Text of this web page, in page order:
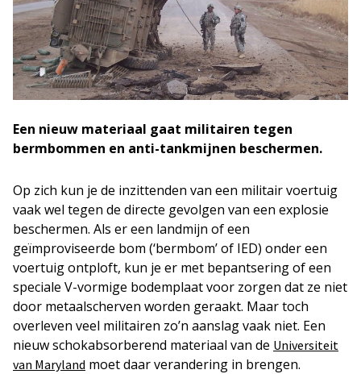
Een nieuw materiaal gaat militairen tegen
bermbommen en anti-tankmijnen beschermen.
Op zich kun je de inzittenden van een militair voertuig
vaak wel tegen de directe gevolgen van een explosie
beschermen. Als er een landmijn of een
geïmproviseerde bom (‘bermbom’ of IED) onder een
voertuig ontploft, kun je er met bepantsering of een
speciale V-vormige bodemplaat voor zorgen dat ze niet
door metaalscherven worden geraakt. Maar toch
overleven veel militairen zo’n aanslag vaak niet. Een
nieuw schokabsorberend materiaal van de Universiteit
van Maryland moet daar verandering in brengen.